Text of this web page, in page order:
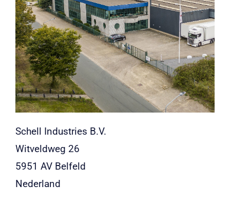
Schell Industries B.V.
Witveldweg 26
5951 AV Belfeld
Nederland